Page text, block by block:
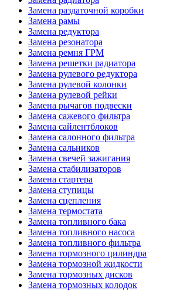
Замена раздаточной коробки
Замена рамы
Замена редуктора
Замена резонатора
Замена ремня ГРМ
Замена решетки радиатора
Замена рулевого редуктора
Замена рулевой колонки
Замена рулевой рейки
Замена рычагов подвески
Замена сажевого фильтра
Замена сайлентблоков
Замена салонного фильтра
Замена сальников
Замена свечей зажигания
Замена стабилизаторов
Замена стартера
Замена ступицы
Замена сцепления
Замена термостата
Замена топливного бака
Замена топливного насоса
Замена топливного фильтра
Замена тормозного цилиндра
Замена тормозной жидкости
Замена тормозных дисков
Замена тормозных колодок